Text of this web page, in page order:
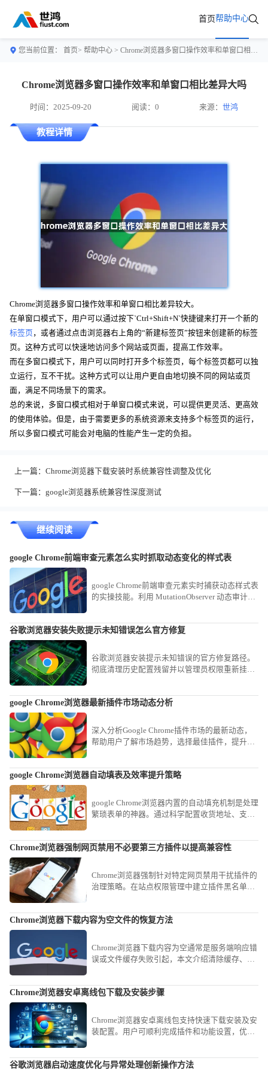
首页帮助中心
您当前位置： 首页> 帮助中心 > Chrome浏览器多窗口操作效率和单窗口相比差异大吗
Chrome浏览器多窗口操作效率和单窗口相比差异大吗
时间：2025-09-20 阅读：0 来源：世鸿
教程详情
Chrome浏览器多窗口操作效率和单窗口相比差异较大。
在单窗口模式下，用户可以通过按下`Ctrl+Shift+N`快捷键来打开一个新的
标签页 ，或者通过点击浏览器右上角的“新建标签页”按钮来创建新的标签
页。这种方式可以快速地访问多个网站或页面，提高工作效率。
而在多窗口模式下，用户可以同时打开多个标签页，每个标签页都可以独
立运行，互不干扰。这种方式可以让用户更自由地切换不同的网站或页
面，满足不同场景下的需求。
总的来说，多窗口模式相对于单窗口模式来说，可以提供更灵活、更高效
的使用体验。但是，由于需要更多的系统资源来支持多个标签页的运行，
所以多窗口模式可能会对电脑的性能产生一定的负担。
上一篇： Chrome浏览器下载安装时系统兼容性调整及优化
下一篇： google浏览器系统兼容性深度测试
继续阅读
google Chrome前端审查元素怎么实时抓取动态变化的样式表
google Chrome前端审查元素实时捕获动态样式表
的实操技能。利用 MutationObserver 动态审计视
谷歌浏览器安装失败提示未知错误怎么官方修复
谷歌浏览器安装提示未知错误的官方修复路径。
彻底清理历史配置残留并以管理员权限重新挂载
google Chrome浏览器最新插件市场动态分析
深入分析Google Chrome插件市场的最新动态，
帮助用户了解市场趋势，选择最佳插件，提升浏
google Chrome浏览器自动填表及效率提升策略
google Chrome浏览器内置的自动填充机制是处理
繁琐表单的神器。通过科学配置收货地址、支付
工作，为您在繁忙的商务处理中节省宝贵时间。
Chrome浏览器强制网页禁用不必要第三方插件以提高兼容性
Chrome浏览器强制针对特定网页禁用干扰插件的
治理策略。在站点权限管理中建立插件黑名单，
Chrome浏览器下载内容为空文件的恢复方法
Chrome浏览器下载内容为空通常是服务端响应错
误或文件缓存失败引起，本文介绍清除缓存、刷
Chrome浏览器安卓离线包下载及安装步骤
Chrome浏览器安卓离线包支持快速下载安装及安
装配置。用户可顺利完成插件和功能设置，优化
谷歌浏览器启动速度优化与异常处理创新操作方法